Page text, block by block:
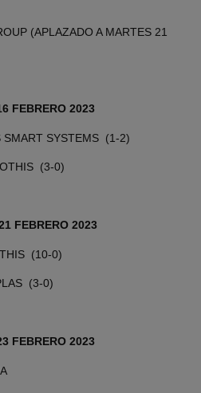
(APLAZADO A MARTES 21
FEBRERO 2023
SYSTEMS (1-2)
(3-0)
FEBRERO 2023
(10-0)
(3-0)
FEBRERO 2023